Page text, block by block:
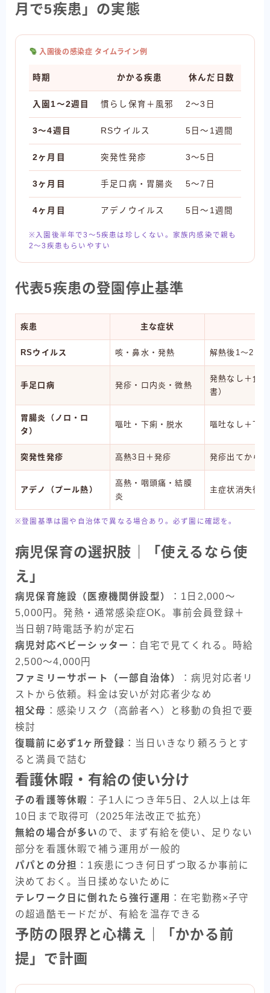
月で5疾患」の実態
入園後の感染症 タイムライン例
時期 かかる疾患 休んだ日数
入園1〜2週目 慣らし保育＋風邪 2〜3日
3〜4週目 RSウイルス 5日〜1週間
2ヶ月目 突発性発疹 3〜5日
3ヶ月目 手足口病・胃腸炎 5〜7日
4ヶ月目 アデノウイルス 5日〜1週間
※入園後半年で3〜5疾患は珍しくない。家族内感染で親も
2〜3疾患もらいやすい
代表5疾患の登園停止基準
疾患 主な症状
RSウイルス 咳・鼻水・発熱 解熱後1〜2日
手足口病 発疹・口内炎・微熱
発熱なし＋食
書）
胃腸炎（ノロ・ロ
タ）
嘔吐・下痢・脱水 嘔吐なし＋下
突発性発疹 高熱3日＋発疹 発疹出てから
アデノ（プール熱）
高熱・咽頭痛・結膜
炎
主症状消失後2
※登園基準は園や自治体で異なる場合あり。必ず園に確認を。
病児保育の選択肢｜「使えるなら使
え」
病児保育施設（医療機関併設型）
：1日2,000〜
5,000円。発熱・通常感染症OK。事前会員登録＋
当日朝7時電話予約が定石
病児対応ベビーシッター ：自宅で見てくれる。時給
2,500〜4,000円
ファミリーサポート（一部自治体）
：病児対応者リ
ストから依頼。料金は安いが対応者少なめ
祖父母 ：感染リスク（高齢者へ）と移動の負担で要
検討
復職前に必ず1ヶ所登録 ：当日いきなり頼ろうとす
ると満員で詰む
看護休暇・有給の使い分け
子の看護等休暇 ：子1人につき年5日、2人以上は年
10日まで取得可（2025年法改正で拡充）
無給の場合が多い ので、まず有給を使い、足りない
部分を看護休暇で補う運用が一般的
パパとの分担 ：1疾患につき何日ずつ取るか事前に
決めておく。当日揉めないために
テレワーク日に倒れたら強行運用
：在宅勤務×子守
の超過酷モードだが、有給を温存できる
予防の限界と心構え｜「かかる前
提」で計画